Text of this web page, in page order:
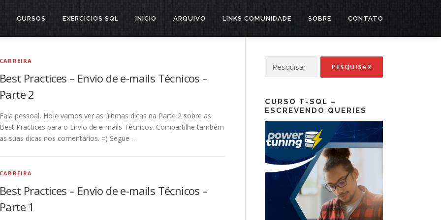
CURSOS EXERCÍCIOS SQL INÍCIO ARQUIVO LINKS COMUNIDADE SOBRE CONTATO
CARREIRA
Best Practices – Envio de e-mails Técnicos –
Parte 2
Fala pessoal, Hoje vamos ver as últimas dicas na Parte 2 sobre as
Best Practices para o Envio de e-mails Técnicos. Compartilhe também
as suas dicas nos comentários. =) Segue …
CARREIRA
Best Practices – Envio de e-mails Técnicos –
Parte 1
por:
CURSO T-SQL –
ESCREVENDO QUERIES